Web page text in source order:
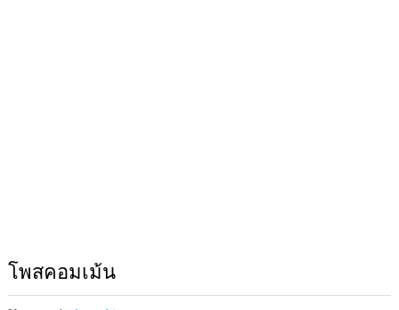
โพสคอมเม้น